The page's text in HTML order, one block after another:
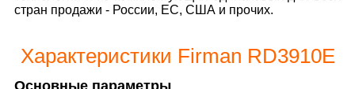
стран продажи - России, ЕС, США и прочих.
Характеристики Firman RD3910E
Основные параметры